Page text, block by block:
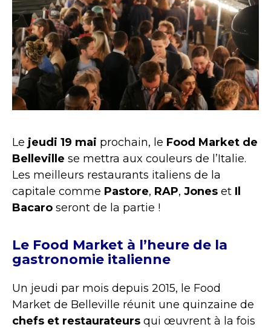
Le jeudi 19 mai prochain, le Food Market de
Belleville se mettra aux couleurs de l’Italie.
Les meilleurs restaurants italiens de la
capitale comme Pastore, RAP, Jones et Il
Bacaro seront de la partie !
Le Food Market à l’heure de la
gastronomie italienne
Un jeudi par mois depuis 2015, le Food
Market de Belleville réunit une quinzaine de
chefs et restaurateurs qui œuvrent à la fois